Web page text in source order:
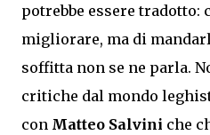
potrebbe essere tradotto:
migliorare, ma di
soffitta non se ne parla.
critiche dal mondo
con Matteo Salvini che